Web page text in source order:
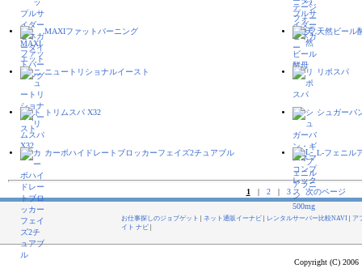
MAXIファットバーニング 天然ビール
ニュートリショナルイースト リポスパ
トリムスパ X32 シュガーバ
カーボハイドレートブロッカーフェイズ2チュアブル L-フェニル
1 | 2| 3 次のページ
お仕事探しのジョブゲット ネット通販イーナビ レンタルサーバー比較NAVI
ア
イト ナビ
Copyright (C)